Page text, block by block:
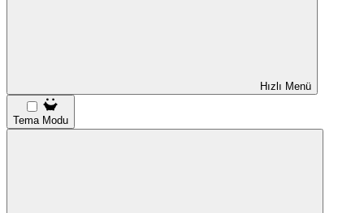
Hızlı Menü
Tema Modu